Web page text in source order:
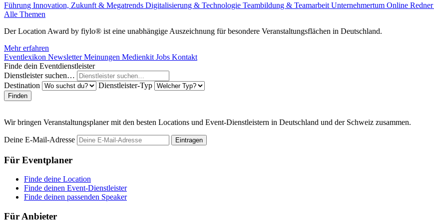
Führung Innovation, Zukunft & Megatrends Digitalisierung & Technologie Teambildung & Teamarbeit Unternehmertum Online Redner
Alle Themen
Der Location Award by fiylo® ist eine unabhängige Auszeichnung für besondere Veranstaltungsflächen in Deutschland.
Mehr erfahren
Eventlexikon NewsletterMeinungen Medienkit Jobs Kontakt
Finde dein Eventdienstleister
Dienstleister suchen…
Destination
Dienstleister-Typ
Finden
Wir bringen Veranstaltungsplaner mit den besten Locations und Event-Dienstleistern in Deutschland und der Schweiz zusammen.
Deine E-Mail-Adresse Eintragen
Für Eventplaner
Finde deine Location
Finde deinen Event-Dienstleister
Finde deinen passenden Speaker
Für Anbieter